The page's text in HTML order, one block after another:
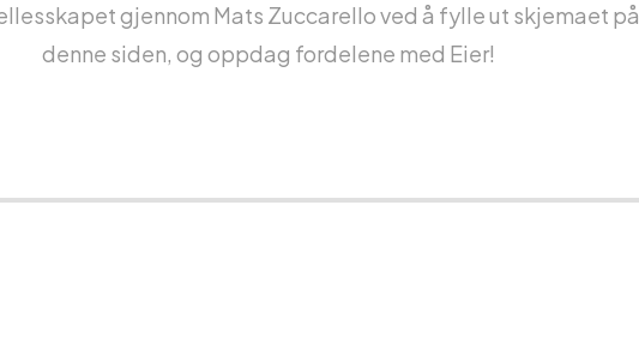
gjennom Mats Zuccarello ved å fylle ut skjemaet på
denne siden, og oppdag fordelene med Eier!